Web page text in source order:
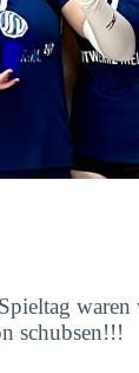
schubsen!!!